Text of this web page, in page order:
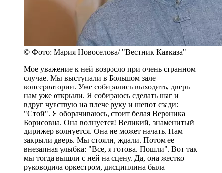
© Фото: Мария Новоселова/ "Вестник Кавказа"
Мое уважение к ней возросло при очень странном
случае. Мы выступали в Большом зале
консерватории. Уже собирались выходить, дверь
нам уже открыли. Я собираюсь сделать шаг и
вдруг чувствую на плече руку и шепот сзади:
"Стой". Я оборачиваюсь, стоит белая Вероника
Борисовна. Она волнуется! Великий, знаменитый
дирижер волнуется. Она не может начать. Нам
закрыли дверь. Мы стояли, ждали. Потом ее
внезапная улыбка: "Все, я готова. Пошли". Вот так
мы тогда вышли с ней на сцену. Да, она жестко
руководила оркестром, дисциплина была